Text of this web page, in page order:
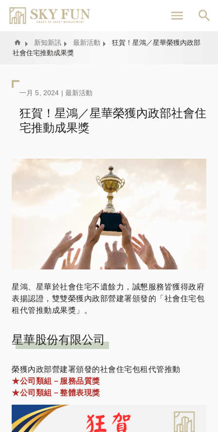
內
Home 新知新訊 最新活動
狂賀！星鴻／星華榮獲內政部
社會住宅推動成果獎
一月 5, 2024 | 最新活動
狂賀！星鴻／星華榮獲內政部社會住
宅推動成果獎
星鴻、星華於社會住宅不遺餘力，誠懇服務皆獲得政府
表揚認證，雙雙榮獲內政部營建署頒發的「社會住宅包
租代管推動成果獎」。
星華股份有限公司
榮獲內政部營建署頒發的社會住宅包租代管推動
★公司類組－服務品質獎
★公司類組－整體表現獎